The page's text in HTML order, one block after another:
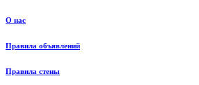
О нас
Правила объявлений
Правила стены